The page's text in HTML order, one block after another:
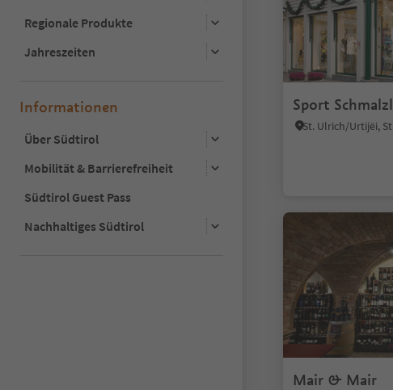
Regionale Produkte
Jahreszeiten
Informationen
Über Südtirol
Mobilität & Barrierefreiheit
Südtirol Guest Pass
Nachhaltiges Südtirol
Sport Schmalzl
Mair & Mair